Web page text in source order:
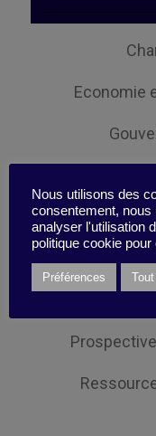
Economie
Prospective
Nous utilisons des
consentement,
analyser l'utilisation
politique cookie
Préférences